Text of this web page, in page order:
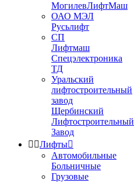
МогилевЛифтМаш
ОАО МЭЛ
Русьлифт
СП
Лифтмаш
Спецэлектроника
ТД
Уральский
лифтостроительный
завод
Щербинский
Лифтостроительный
Завод
 Лифты
Автомобильные
Больничные
Грузовые